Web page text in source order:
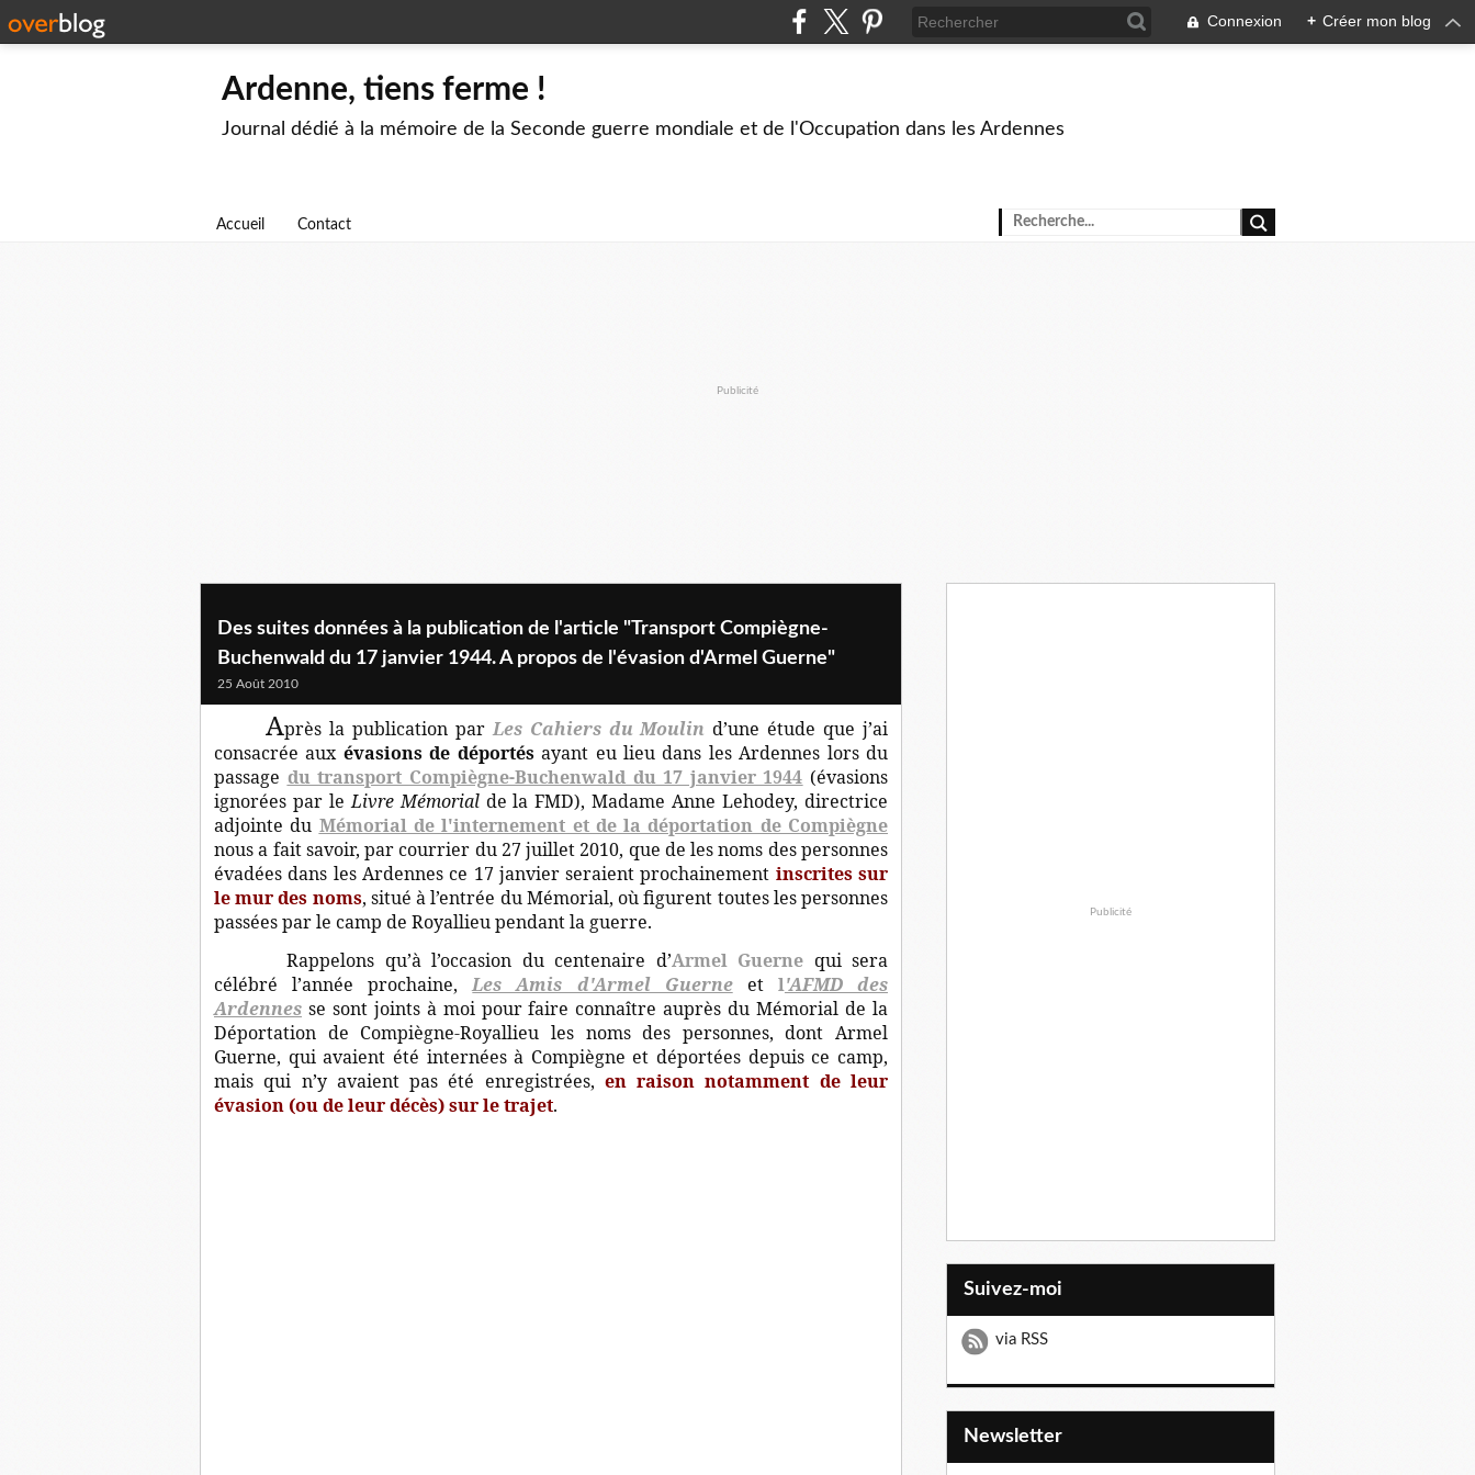
Connexion + Créer mon blog
Ardenne, tiens ferme !
Journal dédié à la mémoire de la Seconde guerre mondiale et de l'Occupation dans les Ardennes
Accueil Contact
Publicité
Des suites données à la publication de l'article "Transport Compiègne-
Buchenwald du 17 janvier 1944. A propos de l'évasion d'Armel Guerne"
25 Août 2010
Après la publication parLes Cahiers du Moulin d’une étude que j’ai
consacrée aux évasions de déportésayant eu lieu dans les Ardennes lors du
passage du transport Compiègne-Buchenwald du 17 janvier 1944 (évasions
ignorées par leLivre Mémorialde la FMD), MadameAnne Lehodey, directrice
adjointe du Mémorial de l'internement et de la déportation de Compiègne
nous a fait savoir, par courrier du 27 juillet 2010, que de les noms des personnes
évadées dans les Ardennes ce 17 janvier seraient prochainement inscrites sur
le mur des noms, situé à l’entrée du Mémorial, où figurent toutes les personnes
passées par le camp de Royallieu pendant la guerre.
Rappelons qu’à l’occasion du centenaire d’Armel Guerne qui sera
célébré l’année prochaine,Les Amis d'Armel Guerneet l'AFMD des
Ardennes se sont joints à moi pour faire connaître auprès du Mémorial de la
Déportation de Compiègne-Royallieu les noms des personnes, dont Armel
Guerne, qui avaient été internées à Compiègne et déportées depuis ce camp,
mais qui n’y avaient pas été enregistrées, en raison notamment de leur
évasion (ou de leur décès) sur le trajet.
Publicité
Suivez-moi
via RSS
Newsletter